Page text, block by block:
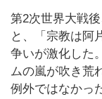
第2次世界大戦
と、「宗教は阿
争いが激化した
ムの嵐が吹き荒
例外ではなかっ